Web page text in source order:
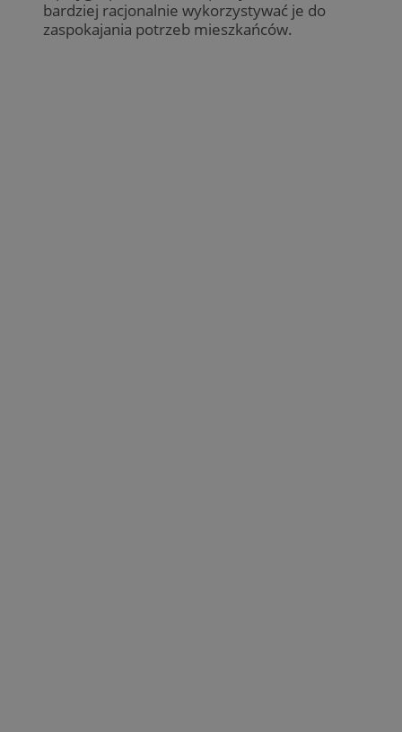
bardziej racjonalnie wykorzystywać je do
zaspokajania potrzeb mieszkańców.